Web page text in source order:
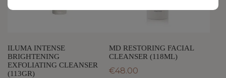
ILUMA INTENSE
BRIGHTENING
EXFOLIATING CLEANSER
(113GR)
MD RESTORING FACIAL
CLEANSER (118ML)
€48.00